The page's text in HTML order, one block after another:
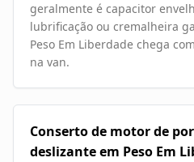
geralmente é capacitor
lubrificação ou cremalheira
Peso Em Liberdade chega
na van.
Conserto de motor de
deslizante em Peso Em